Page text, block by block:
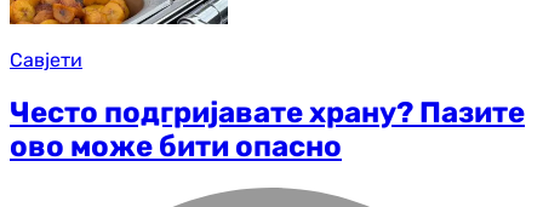
Савјети
Често подгријавате храну? Пазите
ово може бити опасно